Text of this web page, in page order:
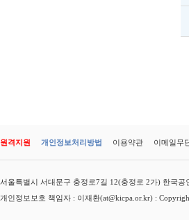
원격지원 개인정보처리방법 이용약관 이메일무
서울특별시 서대문구 충정로7길 12(충정로 2가) 한국
개인정보보호 책임자 : 이재환(at@kicpa.or.kr) :